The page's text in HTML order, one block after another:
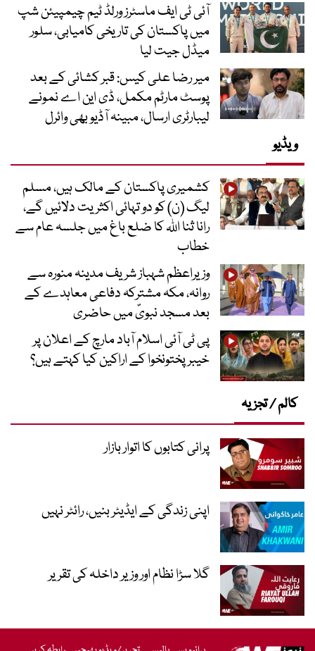
آئی ٹی ایف ماسٹرز ورلڈ ٹیم چیمپیئن شپ
میں پاکستان کی تاریخی کامیابی، سلور
میڈل جیت لیا
میر رضا علی کیس: قبر کشائی کے بعد
پوسٹ مارٹم مکمل، ڈی این اے نمونے
لیبارٹری ارسال، مبینہ آڈیو بھی وائرل
ویڈیو
کشمیری پاکستان کے مالک ہیں، مسلم
لیگ (ن) کو دو تہائی اکثریت دلائیں گے،
رانا ثنا اللہ کا ضلع باغ میں جلسہ عام سے
خطاب
وزیراعظم شہباز شریف مدینہ منورہ سے
روانہ، مکہ مشترکہ دفاعی معاہدے کے
بعد مسجد نبویؐ میں حاضری
پی ٹی آئی اسلام آباد مارچ کے اعلان پر
خیبر پختونخوا کے اراکین کیا کہتے ہیں؟
کالم / تجزیہ
پرانی کتابوں کا اتوار بازار
اپنی زندگی کے ایڈیٹر بنیں، رائٹر نہیں
گلا سڑا نظام اور وزیر داخلہ کی تقریر